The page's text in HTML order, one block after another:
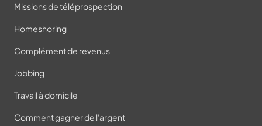
Missions de téléprospection
Homeshoring
Complément de revenus
Jobbing
Travail à domicile
Comment gagner de l'argent